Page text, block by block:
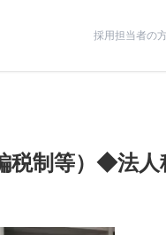
採用担当者の
税制等）◆法